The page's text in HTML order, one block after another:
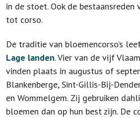
in de stoet. Ook de bestaansreden
tot corso.
De traditie van bloemencorso’s
Lage landen. Vier van de vijf
vinden plaats in augustus of
Blankenberge, Sint-Gillis-Bij-
en Wommelgem. Zij gebruiken
bloemen dan op hun best zijn. De